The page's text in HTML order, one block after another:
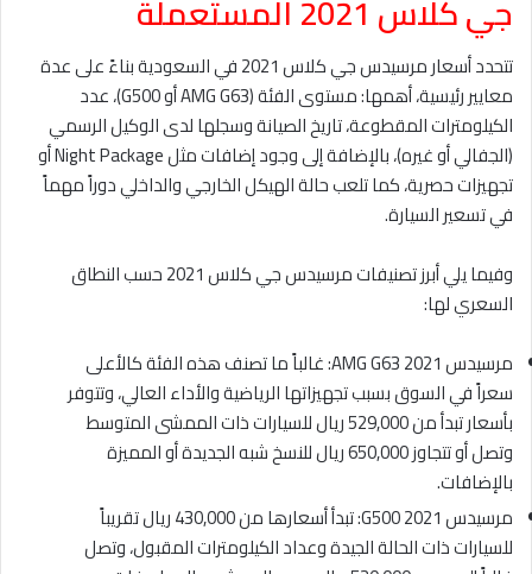
جي كلاس 2021 المستعملة
تتحدد أسعار مرسيدس جي كلاس 2021 في السعودية بناءً على عدة
معايير رئيسية، أهمها: مستوى الفئة (AMG G63 أو G500)، عدد
الكيلومترات المقطوعة، تاريخ الصيانة وسجلها لدى الوكيل الرسمي
(الجفالي أو غيره)، بالإضافة إلى وجود إضافات مثل Night Package أو
تجهيزات حصرية، كما تلعب حالة الهيكل الخارجي والداخلي دوراً مهماً
في تسعير السيارة.
وفيما يلي أبرز تصنيفات مرسيدس جي كلاس 2021 حسب النطاق
السعري لها:
مرسيدس AMG G63 2021: غالباً ما تصنف هذه الفئة كالأعلى
سعراً في السوق بسبب تجهيزاتها الرياضية والأداء العالي، وتتوفر
بأسعار تبدأ من 529,000 ريال للسيارات ذات الممشى المتوسط
وتصل أو تتجاوز 650,000 ريال للنسخ شبه الجديدة أو المميزة
بالإضافات.
مرسيدس G500 2021: تبدأ أسعارها من 430,000 ريال تقريباً
للسيارات ذات الحالة الجيدة وعداد الكيلومترات المقبول، وتصل